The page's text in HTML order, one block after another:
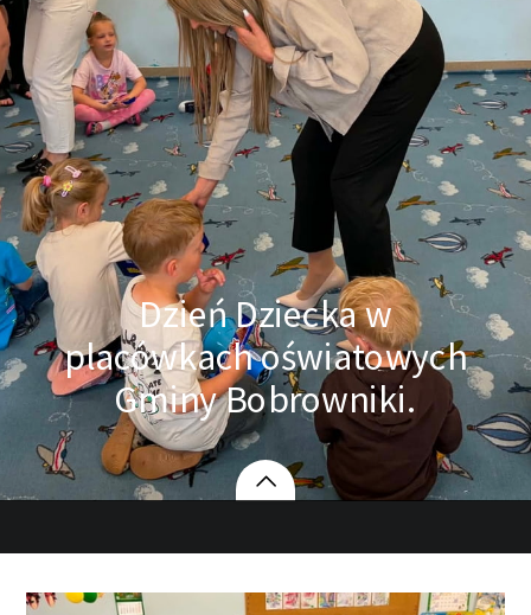
Dzień Dziecka w
placówkach oświatowych
Gminy Bobrowniki.